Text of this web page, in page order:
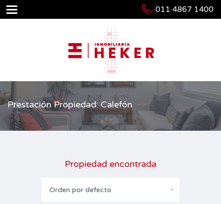
011 4867 1400
Prestación Propiedad: Calefón
Propiedad encontrada
Orden por defecto